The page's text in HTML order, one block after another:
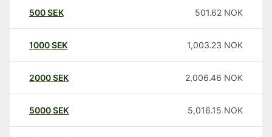
500SEK 501.62 NOK
1000SEK 1,003.23 NOK
2000SEK 2,006.46 NOK
5000SEK 5,016.15 NOK